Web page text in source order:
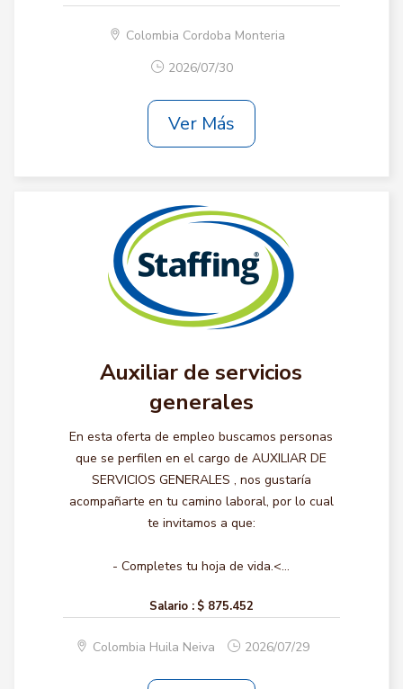
Colombia Cordoba Monteria
2026/07/30
Ver Más
Auxiliar de servicios
generales
En esta oferta de empleo buscamos personas
que se perfilen en el cargo de AUXILIAR DE
SERVICIOS GENERALES , nos gustaría
acompañarte en tu camino laboral, por lo cual
te invitamos a que:
- Completes tu hoja de vida.<...
Salario : $ 875.452
Colombia Huila Neiva 2026/07/29